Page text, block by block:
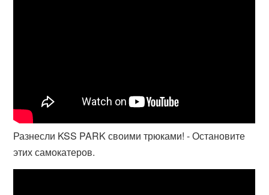
Разнесли KSS PARK своими трюками! - Остановите
этих самокатеров.